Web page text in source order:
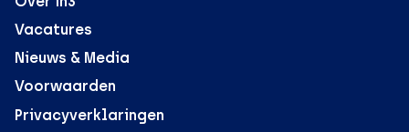
Vacatures
Nieuws & Media
Voorwaarden
Privacyverklaringen